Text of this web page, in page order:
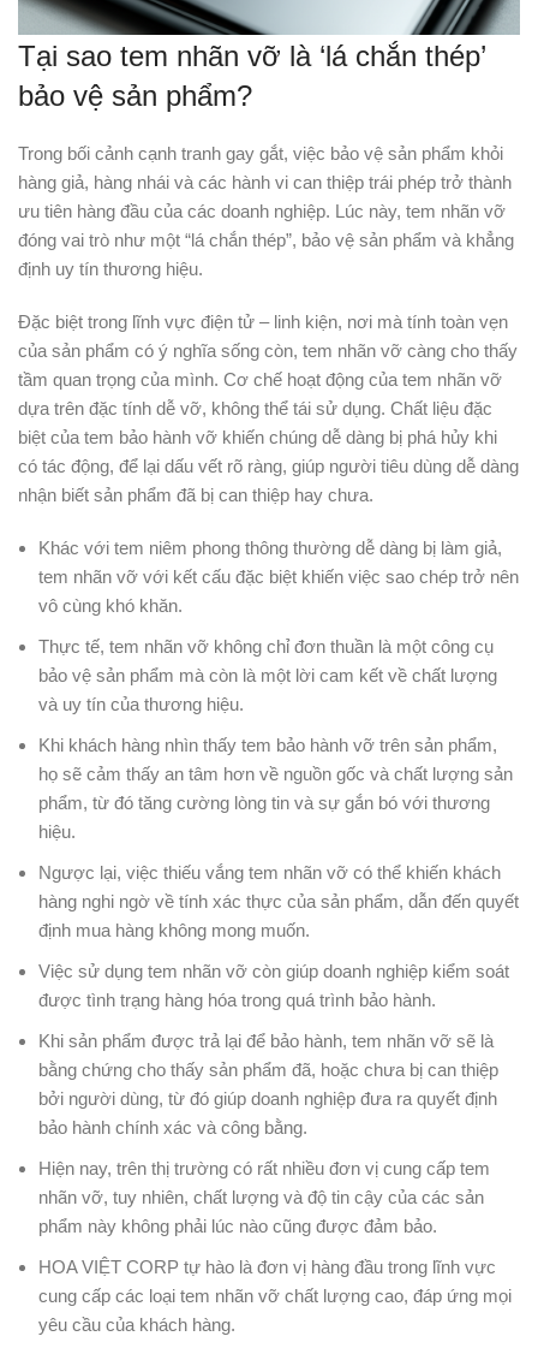
Tại sao tem nhãn vỡ là ‘lá chắn thép’
bảo vệ sản phẩm?
Trong bối cảnh cạnh tranh gay gắt, việc bảo vệ sản phẩm khỏi
hàng giả, hàng nhái và các hành vi can thiệp trái phép trở thành
ưu tiên hàng đầu của các doanh nghiệp. Lúc này, tem nhãn vỡ
đóng vai trò như một “lá chắn thép”, bảo vệ sản phẩm và khẳng
định uy tín thương hiệu.
Đặc biệt trong lĩnh vực điện tử – linh kiện, nơi mà tính toàn vẹn
của sản phẩm có ý nghĩa sống còn, tem nhãn vỡ càng cho thấy
tầm quan trọng của mình. Cơ chế hoạt động của tem nhãn vỡ
dựa trên đặc tính dễ vỡ, không thể tái sử dụng. Chất liệu đặc
biệt của tem bảo hành vỡ khiến chúng dễ dàng bị phá hủy khi
có tác động, để lại dấu vết rõ ràng, giúp người tiêu dùng dễ dàng
nhận biết sản phẩm đã bị can thiệp hay chưa.
Khác với tem niêm phong thông thường dễ dàng bị làm giả,
tem nhãn vỡ với kết cấu đặc biệt khiến việc sao chép trở nên
vô cùng khó khăn.
Thực tế, tem nhãn vỡ không chỉ đơn thuần là một công cụ
bảo vệ sản phẩm mà còn là một lời cam kết về chất lượng
và uy tín của thương hiệu.
Khi khách hàng nhìn thấy tem bảo hành vỡ trên sản phẩm,
họ sẽ cảm thấy an tâm hơn về nguồn gốc và chất lượng sản
phẩm, từ đó tăng cường lòng tin và sự gắn bó với thương
hiệu.
Ngược lại, việc thiếu vắng tem nhãn vỡ có thể khiến khách
hàng nghi ngờ về tính xác thực của sản phẩm, dẫn đến quyết
định mua hàng không mong muốn.
Việc sử dụng tem nhãn vỡ còn giúp doanh nghiệp kiểm soát
được tình trạng hàng hóa trong quá trình bảo hành.
Khi sản phẩm được trả lại để bảo hành, tem nhãn vỡ sẽ là
bằng chứng cho thấy sản phẩm đã, hoặc chưa bị can thiệp
bởi người dùng, từ đó giúp doanh nghiệp đưa ra quyết định
bảo hành chính xác và công bằng.
Hiện nay, trên thị trường có rất nhiều đơn vị cung cấp tem
nhãn vỡ, tuy nhiên, chất lượng và độ tin cậy của các sản
phẩm này không phải lúc nào cũng được đảm bảo.
HOA VIỆT CORP tự hào là đơn vị hàng đầu trong lĩnh vực
cung cấp các loại tem nhãn vỡ chất lượng cao, đáp ứng mọi
yêu cầu của khách hàng.